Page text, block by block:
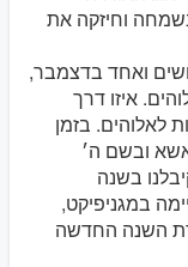
וחיזקה את
ואחד בדצמבר,
איזו דרך
לאלוהים. בזמן
ובשם ה׳
בשנה
במגניפיקט,
השנה החדשה